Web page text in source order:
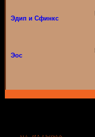
Эдип и Сфинкс
Эос